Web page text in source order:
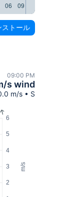
06 09
ストール
09:00 PM
s wind
m/s • S
m/s
2
3
4
5
6